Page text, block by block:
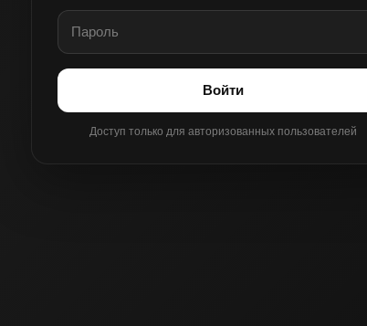
Войти
Доступ только для авторизованных пользователей